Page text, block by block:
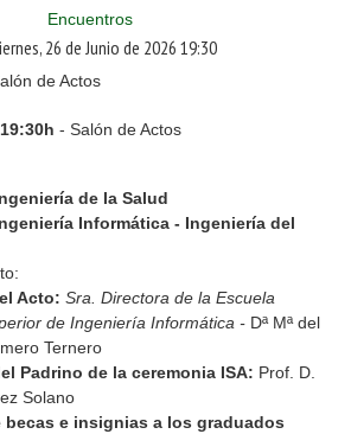
Encuentros
26 de Junio de 2026 19:30
de Actos
- Salón de Actos
de la Salud
Informática - Ingeniería del
Acto: Sra. Directora de la Escuela
de Ingeniería Informática - Dª Mª del
Ternero
Padrino de la ceremonia ISA: Prof. D.
Solano
becas e insignias a los graduados